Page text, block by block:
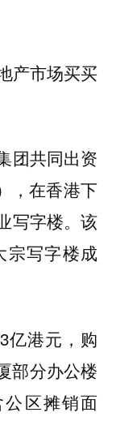
产市场买买
团共同出资
，在香港下
写字楼。该
宗写字楼成
亿港元，购
部分办公楼
公区摊销面